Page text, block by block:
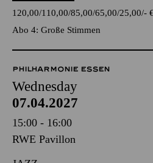
120,00 110,00 85,00 65,00 25,00 -
Abo 4: Große Stimmen
PHILHARMONIE ESSEN
Wednesday
07.04.2027
15:00 - 16:00
RWE Pavillon